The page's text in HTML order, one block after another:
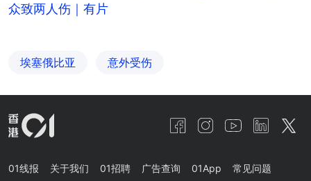
众致两人伤｜有片
埃塞俄比亚 意外受伤
01线报 关于我们 01招聘 广告查询 01App 常见问题